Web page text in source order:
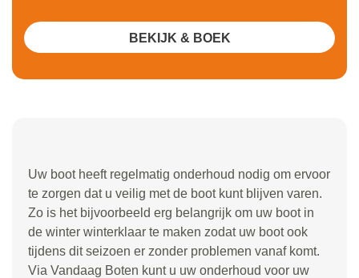
Uw boot heeft regelmatig onderhoud nodig om ervoor
te zorgen dat u veilig met de boot kunt blijven varen.
Zo is het bijvoorbeeld erg belangrijk om uw boot in
de winter winterklaar te maken zodat uw boot ook
tijdens dit seizoen er zonder problemen vanaf komt.
Via Vandaag Boten kunt u uw onderhoud voor uw
BEKIJK & BOEK